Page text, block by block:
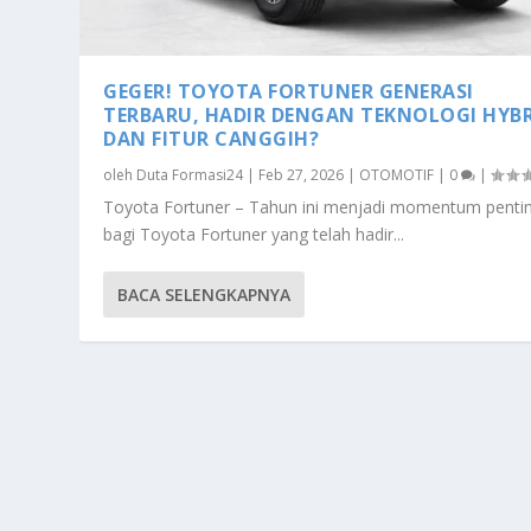
GEGER! TOYOTA FORTUNER GENERASI
TERBARU, HADIR DENGAN TEKNOLOGI
DAN FITUR CANGGIH?
oleh Duta Formasi24| Feb 27, 2026 | OTOMOTIF | 0 |
Toyota Fortuner – Tahun ini menjadi momentum
bagi Toyota Fortuner yang telah hadir...
BACA SELENGKAPNYA